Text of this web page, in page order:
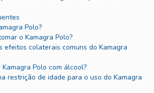
Polo?
o Kamagra Polo?
efeitos colaterais comuns do Kamagra
Polo com álcool?
restrição de idade para o uso do Kamagra